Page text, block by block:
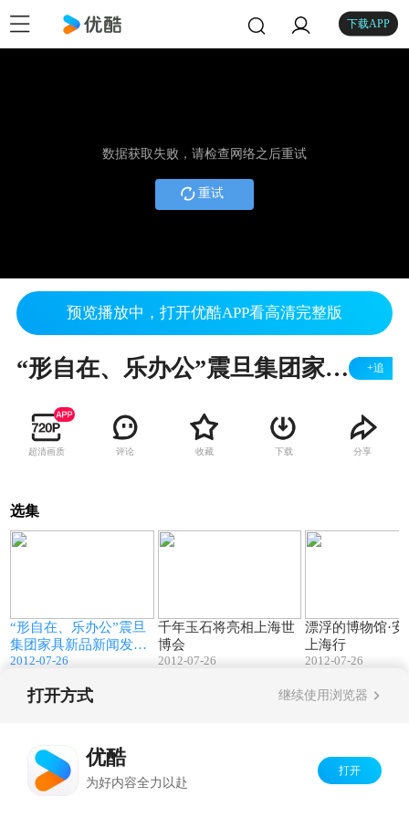
下载APP
数据获取失败，请检查网络之后重试
重试
预览播放中，打开优酷APP看高清完整版
“形自在、乐办公”震旦集团家具新品新闻发布会 +追
超清画质 评论 收藏 下载 分享
选集
“形自在、乐办公”震旦
集团家具新品新闻发布
会
2012-07-26
千年玉石将亮相上海世
博会
2012-07-26
漂浮的博物馆·
上海行
2012-07-26
打开方式 继续使用浏览器
优酷
为好内容全力以赴
打开